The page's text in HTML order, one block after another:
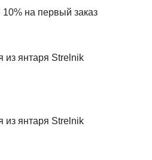
на первый заказ